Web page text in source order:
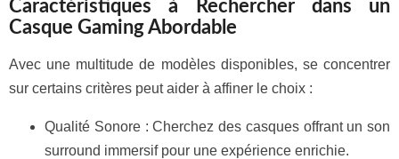
Caractéristiques à Rechercher dans un
Casque Gaming Abordable
Avec une multitude de modèles disponibles, se concentrer
sur certains critères peut aider à affiner le choix :
Qualité Sonore : Cherchez des casques offrant un son
surround immersif pour une expérience enrichie.